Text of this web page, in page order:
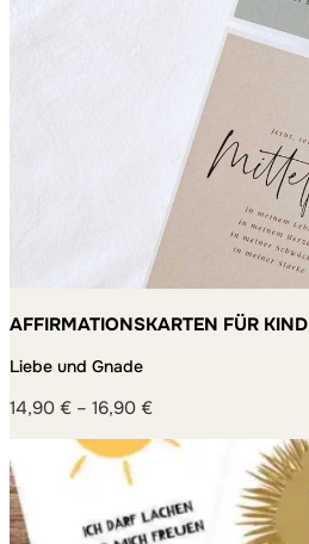
AFFIRMATIONSKARTEN FÜR
Liebe und Gnade
14,90 € – 16,90 €
14,90 €
16,90 €